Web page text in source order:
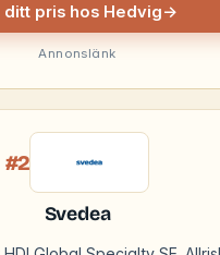
ditt pris hos Hedvig→
Annonslänk
#2
Svedea